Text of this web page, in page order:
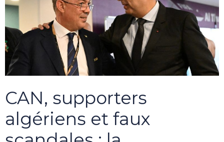
CAN, supporters
algériens et faux